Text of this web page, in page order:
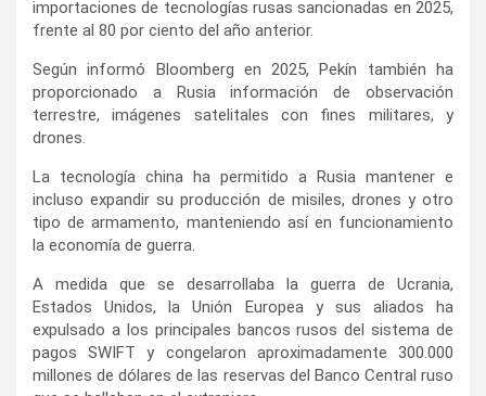
importaciones de tecnologías rusas sancionadas en 2025,
frente al 80 por ciento del año anterior.
Según informó Bloomberg en 2025, Pekín también ha
proporcionado a Rusia información de observación
terrestre, imágenes satelitales con fines militares, y
drones.
La tecnología china ha permitido a Rusia mantener e
incluso expandir su producción de misiles, drones y otro
tipo de armamento, manteniendo así en funcionamiento
la economía de guerra.
A medida que se desarrollaba la guerra de Ucrania,
Estados Unidos, la Unión Europea y sus aliados ha
expulsado a los principales bancos rusos del sistema de
pagos SWIFT y congelaron aproximadamente 300.000
millones de dólares de las reservas del Banco Central ruso